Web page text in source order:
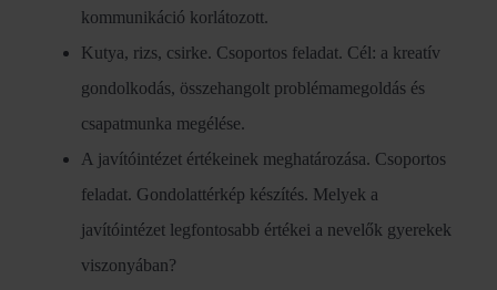
kommunikáció korlátozott.
Kutya, rizs, csirke. Csoportos feladat. Cél: a kreatív
gondolkodás, összehangolt problémamegoldás és
csapatmunka megélése.
A javítóintézet értékeinek meghatározása. Csoportos
feladat. Gondolattérkép készítés. Melyek a
javítóintézet legfontosabb értékei a nevelők gyerekek
viszonyában?